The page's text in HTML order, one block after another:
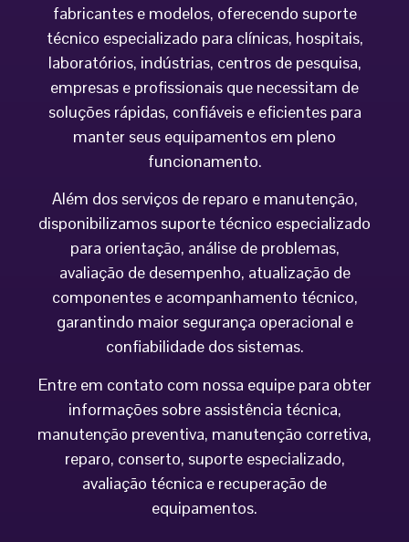
fabricantes e modelos, oferecendo suporte
técnico especializado para clínicas, hospitais,
laboratórios, indústrias, centros de pesquisa,
empresas e profissionais que necessitam de
soluções rápidas, confiáveis e eficientes para
manter seus equipamentos em pleno
funcionamento.
Além dos serviços de reparo e manutenção,
disponibilizamos suporte técnico especializado
para orientação, análise de problemas,
avaliação de desempenho, atualização de
componentes e acompanhamento técnico,
garantindo maior segurança operacional e
confiabilidade dos sistemas.
Entre em contato com nossa equipe para obter
informações sobre assistência técnica,
manutenção preventiva, manutenção corretiva,
reparo, conserto, suporte especializado,
avaliação técnica e recuperação de
equipamentos.